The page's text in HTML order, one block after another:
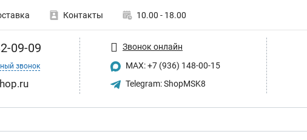
Контакты 10.00 - 18.00
09-09
звонок
Звонок онлайн
MAX: +7 (936) 148-00-15
Telegram: ShopMSK8